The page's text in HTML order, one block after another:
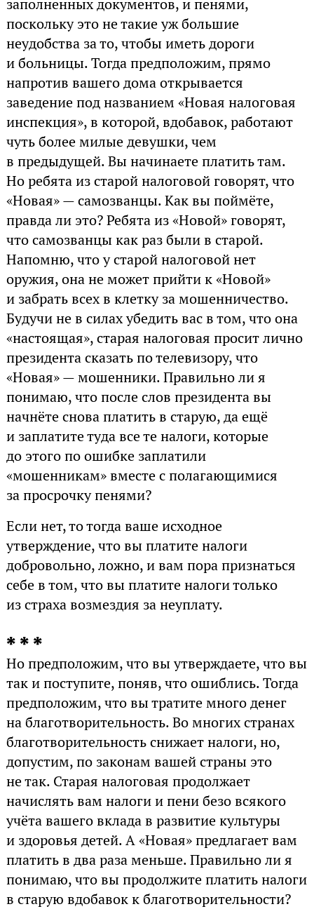
заполненных документов, и пенями,
поскольку это не такие уж большие
неудобства за то, чтобы иметь дороги
и больницы. Тогда предположим, прямо
напротив вашего дома открывается
заведение под названием «Новая налоговая
инспекция», в которой, вдобавок, работают
чуть более милые девушки, чем
в предыдущей. Вы начинаете платить там.
Но ребята из старой налоговой говорят, что
«Новая» — самозванцы. Как вы поймёте,
правда ли это? Ребята из «Новой» говорят,
что самозванцы как раз были в старой.
Напомню, что у старой налоговой нет
оружия, она не может прийти к «Новой»
и забрать всех в клетку за мошенничество.
Будучи не в силах убедить вас в том, что она
«настоящая», старая налоговая просит лично
президента сказать по телевизору, что
«Новая» — мошенники. Правильно ли я
понимаю, что после слов президента вы
начнёте снова платить в старую, да ещё
и заплатите туда все те налоги, которые
до этого по ошибке заплатили
«мошенникам» вместе с полагающимися
за просрочку пенями?
Если нет, то тогда ваше исходное
утверждение, что вы платите налоги
добровольно, ложно, и вам пора признаться
себе в том, что вы платите налоги только
из страха возмездия за неуплату.
* * *
Но предположим, что вы утверждаете, что вы
так и поступите, поняв, что ошиблись. Тогда
предположим, что вы тратите много денег
на благотворительность. Во многих странах
благотворительность снижает налоги, но,
допустим, по законам вашей страны это
не так. Старая налоговая продолжает
начислять вам налоги и пени безо всякого
учёта вашего вклада в развитие культуры
и здоровья детей. А «Новая» предлагает вам
платить в два раза меньше. Правильно ли я
понимаю, что вы продолжите платить налоги
в старую вдобавок к благотворительности?